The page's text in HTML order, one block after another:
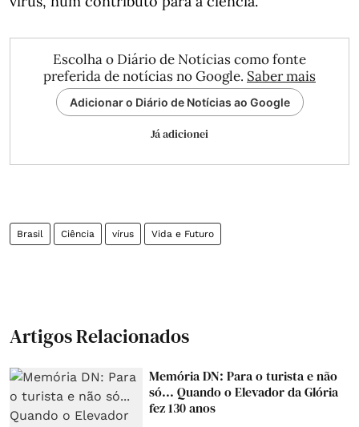
Escolha o Diário de Notícias como fonte
preferida de notícias no Google. Saber mais
Adicionar o Diário de Notícias ao Google
Já adicionei
Brasil Ciência vírus Vida e Futuro
Artigos Relacionados
Memória DN: Para o turista e não
só... Quando o Elevador da Glória
fez 130 anos